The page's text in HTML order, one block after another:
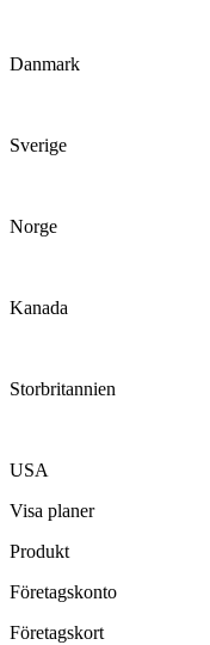
Danmark
Sverige
Norge
Kanada
Storbritannien
USA
Visa planer
Produkt
Företagskonto
Företagskort